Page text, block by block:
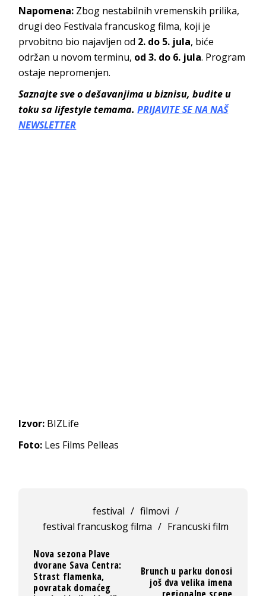
Napomena: Zbog nestabilnih vremenskih prilika,
drugi deo Festivala francuskog filma, koji je
prvobitno bio najavljen od 2. do 5. jula, biće
održan u novom terminu, od 3. do 6. jula. Program
ostaje nepromenjen.
Saznajte sve o dešavanjima u biznisu, budite u
toku sa lifestyle temama.PRIJAVITE SE NA NAŠ
NEWSLETTER
Izvor: BIZLife
Foto: Les Films Pelleas
festival / filmovi /
festival francuskog filma / Francuski film
Nova sezona Plave
dvorane Sava Centra:
Strast flamenka,
povratak domaćeg
Brunch u parku donosi
još dva velika imena